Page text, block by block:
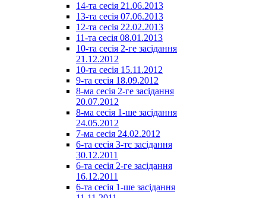
14-та сесія 21.06.2013
13-та сесія 07.06.2013
12-та сесія 22.02.2013
11-та сесія 08.01.2013
10-та сесія 2-ге засідання
21.12.2012
10-та сесія 15.11.2012
9-та сесія 18.09.2012
8-ма сесія 2-ге засідання
20.07.2012
8-ма сесія 1-ше засідання
24.05.2012
7-ма сесія 24.02.2012
6-та сесія 3-тє засідання
30.12.2011
6-та сесія 2-ге засідання
16.12.2011
6-та сесія 1-ше засідання